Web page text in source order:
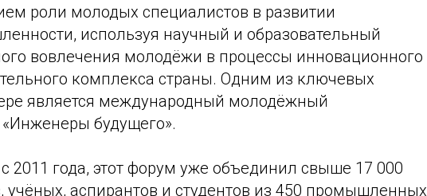
роли молодых специалистов в развитии
используя научный и образовательный
вовлечения молодёжи в процессы инновационного
комплекса страны. Одним из ключевых
является международный молодёжный
будущего».
2011 года, этот форум уже объединил свыше 17 000
учёных, аспирантов и студентов из 450 промышленных